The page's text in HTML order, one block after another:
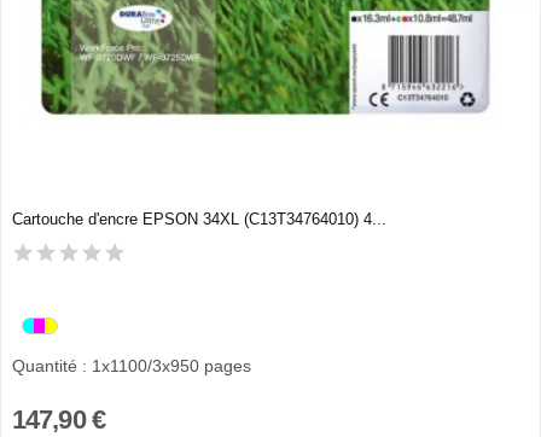
Cartouche d'encre EPSON 34XL (C13T34764010) 4...
Quantité : 1x1100/3x950 pages
147,90 €